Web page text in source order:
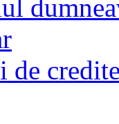
de